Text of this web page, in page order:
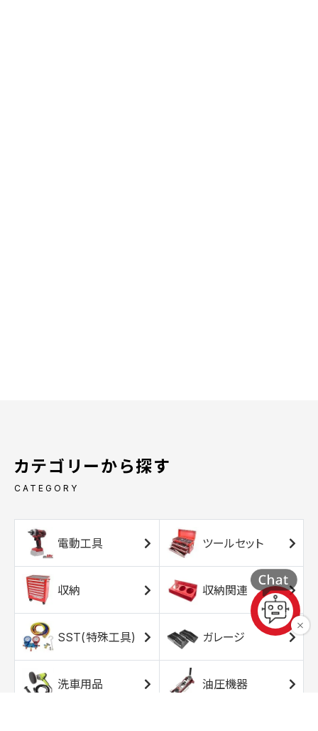
カテゴリーから探す
CATEGORY
電動工具 ツールセット
収納 収納関連
SST(特殊工具) ガレージ
洗車用品 油圧機器